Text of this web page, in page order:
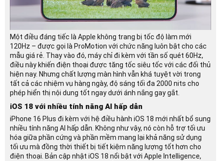
Một điều đáng tiếc là Apple không trang bị tốc độ làm mới
120Hz – được gọi là ProMotion với chức năng luôn bật cho các
mẫu giá rẻ. Thay vào đó, máy chỉ đi kèm với tần số quét 60Hz,
điều này khiến điện thoại được tăng tốc siêu tốc với các đối thủ
hiện nay. Nhưng chất lượng màn hình vẫn khá tuyệt vời trong
tất cả các nhiệm vụ hàng ngày, độ sáng tối đa 2000 nits cho
phép hiển thị nội dung tốt ngay dưới ánh nắng gay gắt.
iOS 18 với nhiều tính năng AI hấp dẫn
iPhone 16 Plus đi kèm với hệ điều hành iOS 18 mới nhất bổ sung
nhiều tính năng AI hấp dẫn. Không như vậy, nó còn hỗ trợ tối ưu
hóa giữa phần cứng và phần mềm mang lại khả năng sử dụng
tối ưu mà đồng thời thiết bị tiết kiệm năng lượng tốt hơn cho
điện thoại. Bản cập nhật iOS 18 nổi bật với Apple Intelligence,